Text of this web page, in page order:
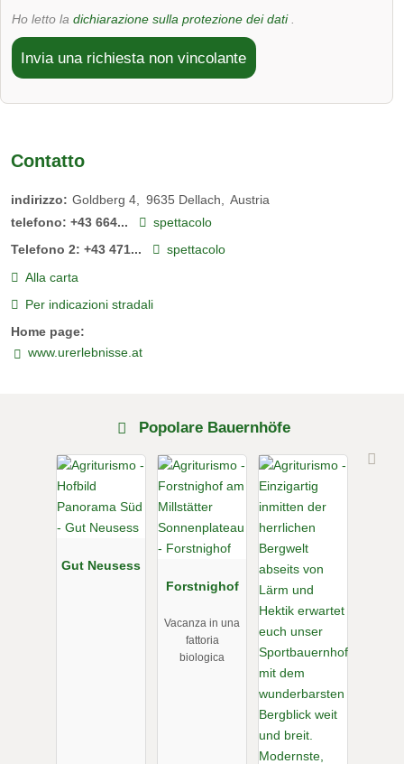
gli piace anche essere addestrato
due pony.
Ho letto la dichiarazione sulla protezione dei dati.
Invia una richiesta non vincolante
Contatto
indirizzo: Goldberg 4 9635 Dellach
Austria
telefono: +43 664...
spettacolo
Telefono 2: +43 471...
spettacolo
Alla carta
Per indicazioni stradali
Home page:
www.urerlebnisse.at
Popolare Bauernhöfe
Gut Neusess
Forstnighof
Vacanza in una
fattoria
biologica